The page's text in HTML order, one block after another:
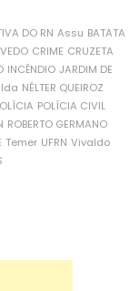
DO RN Assu BATATA
CRIME CRUZETA
INCÊNDIO JARDIM DE
NÉLTER QUEIROZ
POLÍCIA CIVIL
ROBERTO GERMANO
Temer UFRN Vivaldo